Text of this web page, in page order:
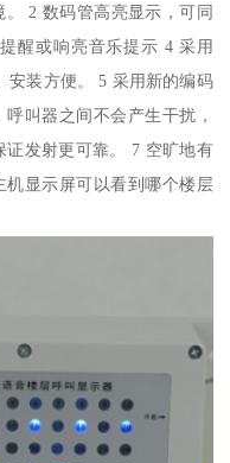
2 数码管高亮显示，可同
醒或响亮音乐提示 4 采用
安装方便。 5 采用新的编码
叫器之间不会产生干扰，
发射更可靠。 7 空旷地有
机显示屏可以看到哪个楼层